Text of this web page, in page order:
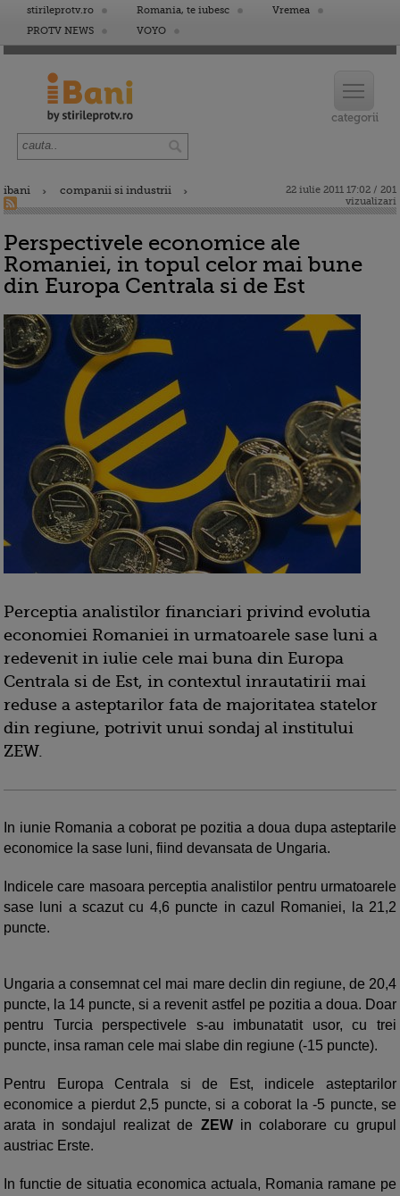
stirileprotv.ro Romania, te iubesc
Vremea
PROTV NEWS
VOYO
ibani companii si industrii
22 iulie 2011 17:02 / 201
vizualizari
Perspectivele economice ale
Romaniei, in topul celor mai bune
din Europa Centrala si de Est
Perceptia analistilor financiari privind evolutia
economiei Romaniei in urmatoarele sase luni a
redevenit in iulie cele mai buna din Europa
Centrala si de Est, in contextul inrautatirii mai
reduse a asteptarilor fata de majoritatea statelor
din regiune, potrivit unui sondaj al institului
ZEW.
In iunie Romania a coborat pe pozitia a doua dupa asteptarile
economice la sase luni, fiind devansata de Ungaria.
Indicele care masoara perceptia analistilor pentru urmatoarele
sase luni a scazut cu 4,6 puncte in cazul Romaniei, la 21,2
puncte.
Ungaria a consemnat cel mai mare declin din regiune, de 20,4
puncte, la 14 puncte, si a revenit astfel pe pozitia a doua. Doar
pentru Turcia perspectivele s-au imbunatatit usor, cu trei
puncte, insa raman cele mai slabe din regiune (-15 puncte).
Pentru Europa Centrala si de Est, indicele asteptarilor
economice a pierdut 2,5 puncte, si a coborat la -5 puncte, se
arata in sondajul realizat de ZEWin colaborare cu grupul
austriac Erste.
In functie de situatia economica actuala, Romania ramane pe